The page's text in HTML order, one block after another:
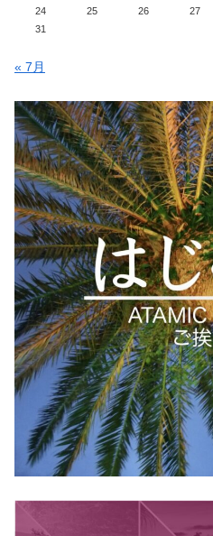
24
25 26 27
31
« 7月